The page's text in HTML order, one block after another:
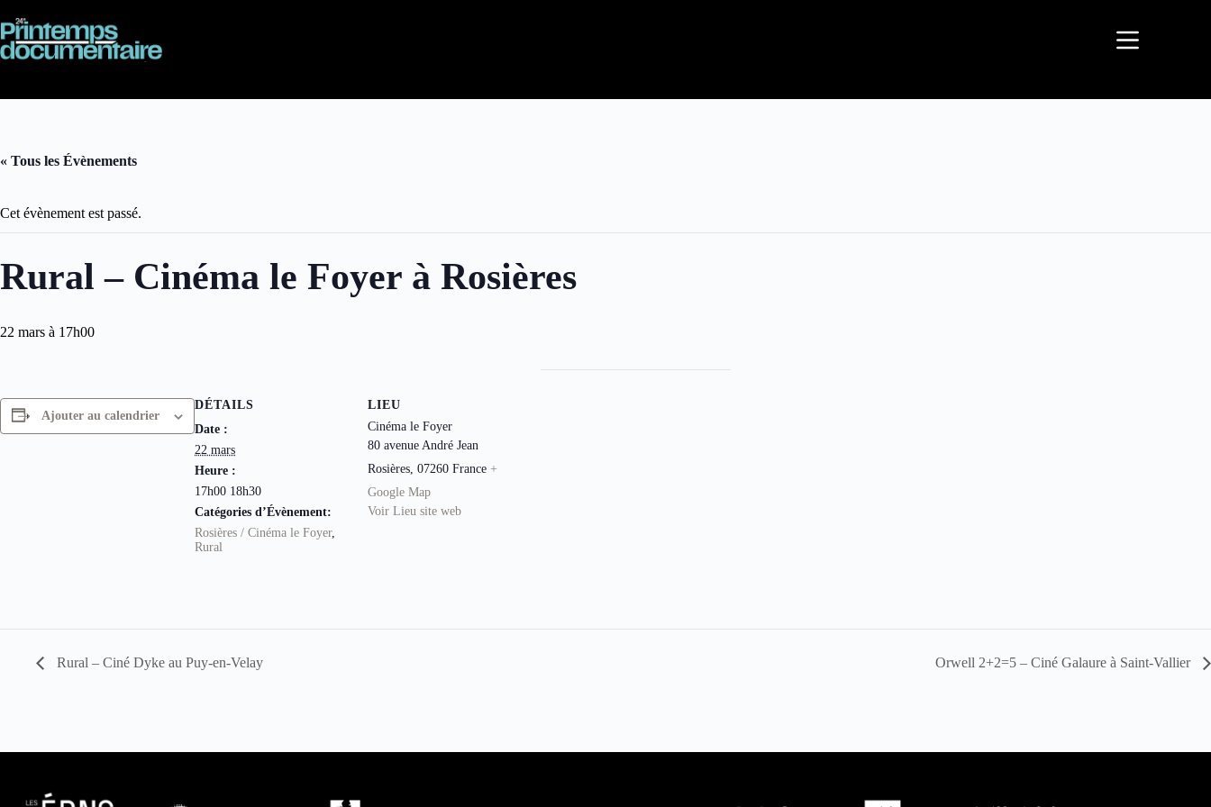
au
contenu
« Tous les Évènements
Cet évènement est passé.
Rural – Cinéma le Foyer à Rosières
22 mars à 17h00
Ajouter au calendrier
DÉTAILS
Date :
22 mars
Heure :
17h00 18h30
Catégories d’Évènement:
Rosières / Cinéma le Foyer,
Rural
LIEU
Cinéma le Foyer
80 avenue André Jean
Rosières, 07260 France +
Google Map
Voir Lieu site web
Rural – Ciné Dyke au Puy-en-Velay Orwell 2+2=5 – Ciné Galaure à Saint-Vallier